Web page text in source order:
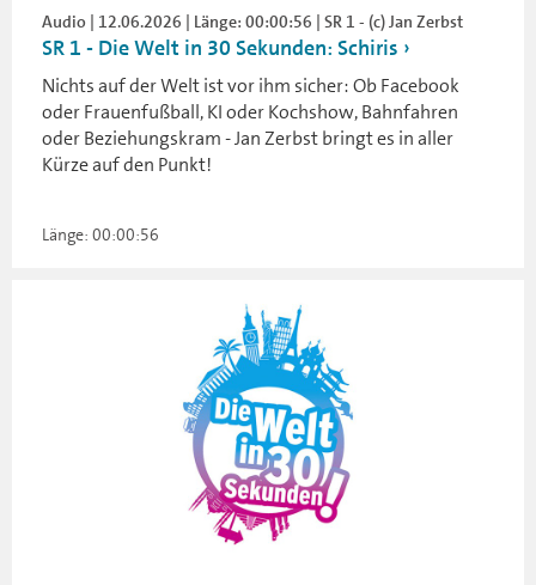
Audio | 12.06.2026 | Länge: 00:00:56 | SR 1 - (c) Jan Zerbst
SR 1 - Die Welt in 30 Sekunden: Schiris
Nichts auf der Welt ist vor ihm sicher: Ob Facebook
oder Frauenfußball, KI oder Kochshow, Bahnfahren
oder Beziehungskram - Jan Zerbst bringt es in aller
Kürze auf den Punkt!
Länge: 00:00:56